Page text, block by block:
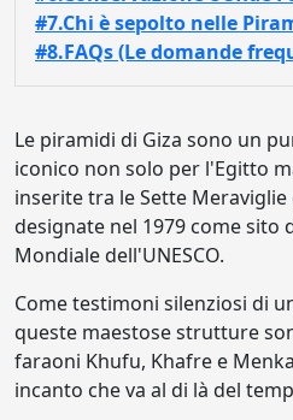
#7.Chi è sepolto nelle
#8.FAQs (Le domande
Le piramidi di Giza sono un
iconico non solo per l'Egitto
inserite tra le Sette
designate nel 1979 come sito
Mondiale dell'UNESCO.
Come testimoni silenziosi di
queste maestose strutture
faraoni Khufu, Khafre e
incanto che va al di là del